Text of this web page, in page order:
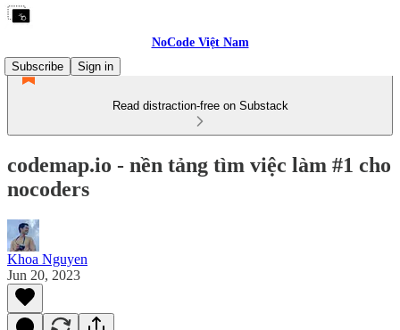
NoCode Việt Nam
Subscribe
Sign in
Read distraction-free on Substack
codemap.io - nền tảng tìm việc làm #1 cho
nocoders
Khoa Nguyen
Jun 20, 2023